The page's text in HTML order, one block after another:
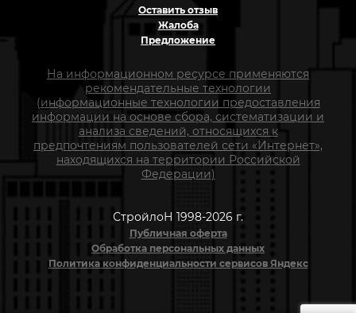
Оставить отзыв
Жалоба
Предложение
На информационном ресурсе применяются
рекомендательные технологии
(информационные технологии предоставления
информации на основе сбора, систематизации и
анализа сведений, относящихся к
предпочтениям пользователей сети «Интернет»,
находящихся на территории Российской
Федерации)
СтройлоН 1998-2026 г.
Публичная оферта
Обработка персональных данных
Политика конфиденциальности сервисов Яндекс